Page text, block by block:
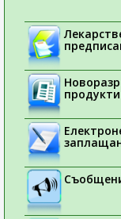
продукти